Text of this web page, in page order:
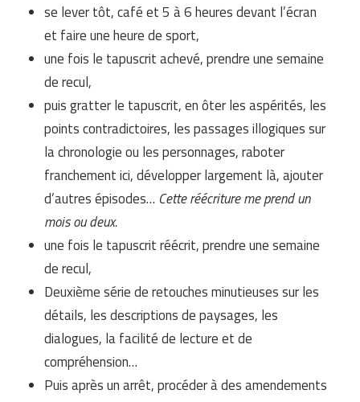
se lever tôt, café et 5 à 6 heures devant l’écran
et faire une heure de sport,
une fois le tapuscrit achevé, prendre une semaine
de recul,
puis gratter le tapuscrit, en ôter les aspérités, les
points contradictoires, les passages illogiques sur
la chronologie ou les personnages, raboter
franchement ici, développer largement là, ajouter
d’autres épisodes… Cette réécriture me prend un
mois ou deux.
une fois le tapuscrit réécrit, prendre une semaine
de recul,
Deuxième série de retouches minutieuses sur les
détails, les descriptions de paysages, les
dialogues, la facilité de lecture et de
compréhension…
Puis après un arrêt, procéder à des amendements